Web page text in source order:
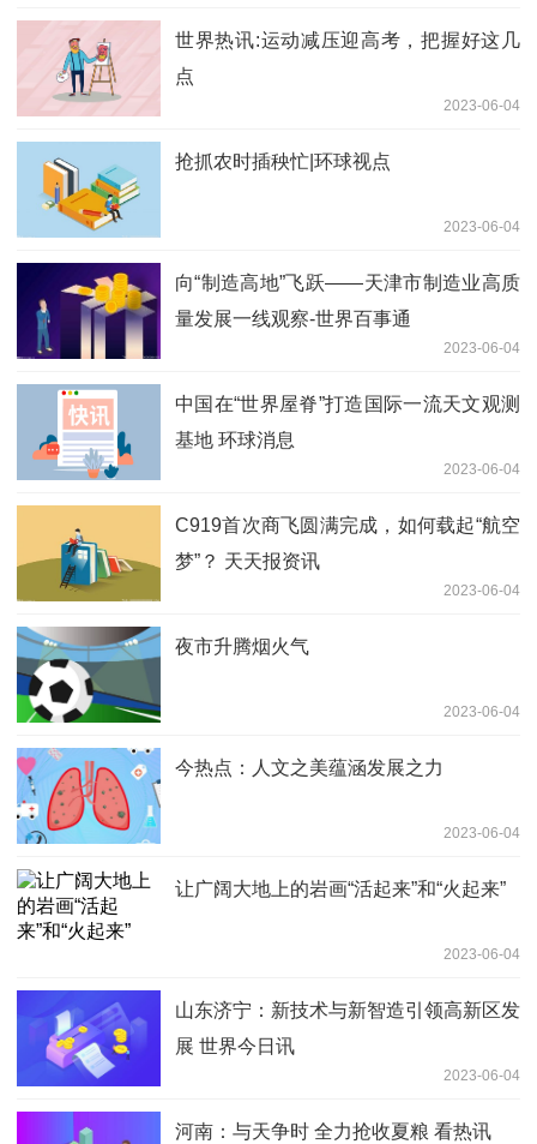
世界热讯:运动减压迎高考，把握好这几
点
2023-06-04
抢抓农时插秧忙|环球视点
2023-06-04
向“制造高地”飞跃——天津市制造业高质
量发展一线观察-世界百事通
2023-06-04
中国在“世界屋脊”打造国际一流天文观测
基地 环球消息
2023-06-04
C919首次商飞圆满完成，如何载起“航空
梦”？ 天天报资讯
2023-06-04
夜市升腾烟火气
2023-06-04
今热点：人文之美蕴涵发展之力
2023-06-04
让广阔大地上的岩画“活起来”和“火起来”
2023-06-04
山东济宁：新技术与新智造引领高新区发
展 世界今日讯
2023-06-04
河南：与天争时 全力抢收夏粮 看热讯